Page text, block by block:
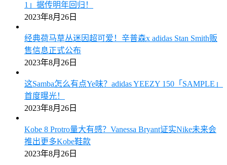
1」据传明年回归！
2023年8月26日
经典荷马草丛迷因超可爱！辛普森x adidas Stan Smith贩
售信息正式公布
2023年8月26日
这Samba怎么有点Ye味？adidas YEEZY 150「SAMPLE」
首度曝光！
2023年8月26日
Kobe 8 Protro量大有感？Vanessa Bryant证实Nike未来会
推出更多Kobe鞋款
2023年8月26日